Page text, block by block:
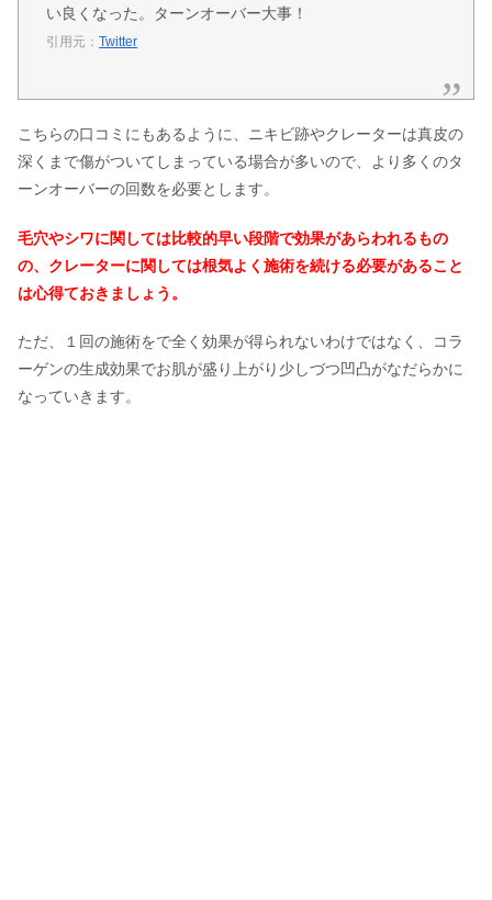
い良くなった。ターンオーバー大事！
引用元：Twitter
こちらの口コミにもあるように、ニキビ跡やクレーターは真皮の
深くまで傷がついてしまっている場合が多いので、より多くのタ
ーンオーバーの回数を必要とします。
毛穴やシワに関しては比較的早い段階で効果があらわれるもの
の、クレーターに関しては根気よく施術を続ける必要があること
は心得ておきましょう。
ただ、１回の施術をで全く効果が得られないわけではなく、コラ
ーゲンの生成効果でお肌が盛り上がり少しづつ凹凸がなだらかに
なっていきます。